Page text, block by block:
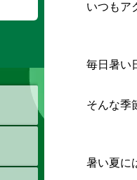
いつもア
毎日暑い
そんな季
暑い夏に